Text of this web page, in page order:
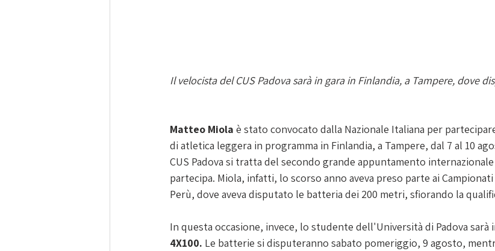
Il velocista del CUS Padova sarà in gara in Finlandia, a Tampere, dove
Matteo Miola è stato convocato dalla Nazionale Italiana per
di atletica leggera in programma in Finlandia, a Tampere, dal 7 al 10
CUS Padova si tratta del secondo grande appuntamento
partecipa. Miola, infatti, lo scorso anno aveva preso parte ai
Perù, dove aveva disputato le batteria dei 200 metri, sfiorando la
In questa occasione, invece, lo studente dell'Università di Padova sarà
4X100. Le batterie si disputeranno sabato pomeriggio, 9 agosto,